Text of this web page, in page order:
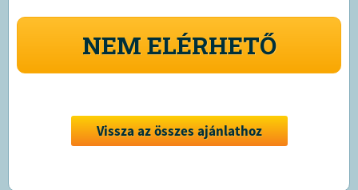
NEM ELÉRHETŐ
Vissza az összes ajánlathoz